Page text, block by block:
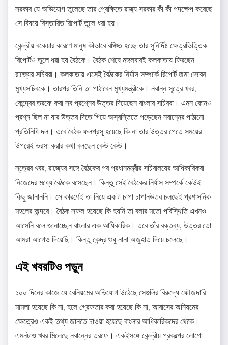
সরকার যে অভিযোগ তুলেছে তার প্রেক্ষিতে রাজ্য সরকার কী কী পদক্ষেপ করেছে
সে বিষয়ে বিস্তারিত রিপোর্ট তুলে ধরা হয়।
কেন্দ্রীয় বকেয়ার কারণে মানুষ কীভাবে বঞ্চিত হচ্ছে তার সুনির্দিষ্ট ক্ষেত্রভিত্তিক
রিপোর্টও তুলে ধরা হয় বৈঠকে। বৈঠক শেষে মঙ্গলবারই কলকাতায় ফিরছেন
রাজ্যের সচিবরা। কলকাতায় এসেই বৈঠকের নির্যাস সম্পর্কে রিপোর্ট জমা দেবেন
মুখ্যসচিবকে। তারপর তিনি তা পাঠাবেন মুখ্যমন্ত্রীকে। নবান্ন সূত্রে খবর,
কেন্দ্রের তরফে করা সব প্রশ্নের উত্তর দিয়েছেন বাংলার সচিবরা। এমন কোনও
প্রশ্ন ছিল না যার উত্তর দিতে গিয়ে অস্বস্তিতে পড়েছেন নবান্নের পাঠানো
প্রতিনিধি দল। তবে বৈঠক ফলপ্রসূ হয়েছে কি না তার উত্তর পেতে সময়ের
উপরেই ভরসা করার কথা বলছেন কেউ কেউ।
সূত্রের খবর, রাজ্যের সঙ্গে বৈঠকের পর প্রধানমন্ত্রীর সচিবালয়ের আধিকারিকরা
নিজেদের মধ্যে বৈঠকে বসেছেন। কিন্তু সেই বৈঠকের নির্যাস সম্পর্কে কেউই
কিছু জানাননি। সে কারণেই তা নিয়ে একটা চাপা চাপানউতর চলছেই প্রশাসনিক
মহলের অন্দরে। বৈঠক সফল হয়েছে কি হয়নি তা বলার মতো পরিস্থিতি এখনও
আসেনি বলে জানাচ্ছেন বাংলার এক আধিকারিক। তবে তাঁর বক্তব্য, উত্তর তো
আমরা আগেও দিয়েছি। কিন্তু কেন্দ্র শুধু নানা অজুহাত দিয়ে চলেছে।
এই খবরটিও পড়ুন
১০০ দিনের কাজে যে বেনিয়মের অভিযোগ উঠেছে সেগুলির বিরুদ্ধে ফৌজদারি
মামলা হয়েছে কি না, হলে গ্রেফতার করা হয়েছে কি না, আবাসের অনিয়মের
ক্ষেত্রেও একই তথ্য জানতে চাওয়া হয়েছে বাংলার আধিকারিকদের থেকে।
এমনটাও খবর মিলেছে নবান্নের তরফে। একইসঙ্গে কেন্দ্রীয় প্রকল্পের লোগো